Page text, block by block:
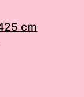
cm